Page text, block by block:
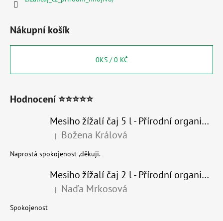
A
10
LITRŮ
1
Nákupní košík
0KS /0 KČ
Hodnocení ⭐⭐⭐⭐⭐
Mesiho žížalí čaj 5 l - Přírodní organické hnojivo 100% nature
Hodnocení produktu je 5 z 5 hvězdiček.
| Božena Králová
Naprostá spokojenost ,děkuji.
Mesiho žížalí čaj 2 l - Přírodní organické hnojivo 100% nature - recyklovaný obal
Hodnocení produktu je 5 z 5 hvězdiček.
| Naďa Mrkosová
Spokojenost